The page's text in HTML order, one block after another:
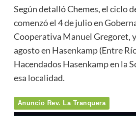
Según detalló Chemes, el ciclo
comenzó el 4 de julio en
Cooperativa Manuel Gregoret,
agosto en Hasenkamp (Entre
Hacendados Hasenkamp en la
esa localidad.
Anuncio Rev. La Tranquera